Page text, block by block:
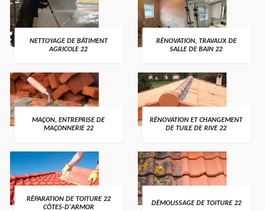
NETTOYAGE DE BÂTIMENT
AGRICOLE 22
RÉNOVATION, TRAVAUX DE
SALLE DE BAIN 22
MAÇON, ENTREPRISE DE
MAÇONNERIE 22
RÉNOVATION ET CHANGEMENT
DE TUILE DE RIVE 22
RÉPARATION DE TOITURE 22
CÔTES-D'ARMOR
DÉMOUSSAGE DE TOITURE 22